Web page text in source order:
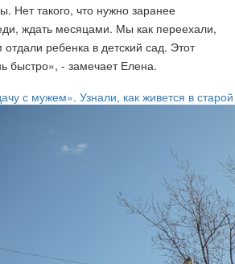
Нет такого, что нужно заранее
ждать месяцами. Мы как переехали,
ребенка в детский сад. Этот
быстро», - замечает Елена.